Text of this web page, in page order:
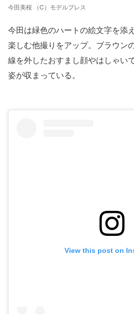
今田美桜 （C）モデルプレス
今田は緑色のハートの絵文字を添
楽しむ他撮りをアップ。ブラウン
線を外したおすまし顔やはしゃい
姿が収まっている。
View this post on